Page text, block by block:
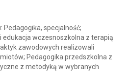
Pedagogika, specjalność;
edukacja wczesnoszkolna z terapią
zawodowych realizowali
Pedagogika przedszkolna z
z metodyką w wybranych